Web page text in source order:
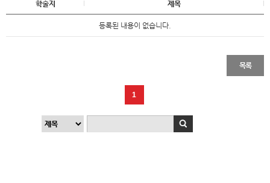
학술지 제목
등록된 내용이 없습니다.
목록
1